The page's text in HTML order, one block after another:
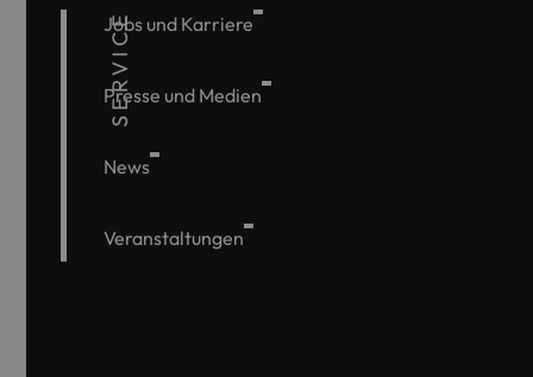
SERVICE
Jobs und Karriere
Presse und Medien
News
Veranstaltungen